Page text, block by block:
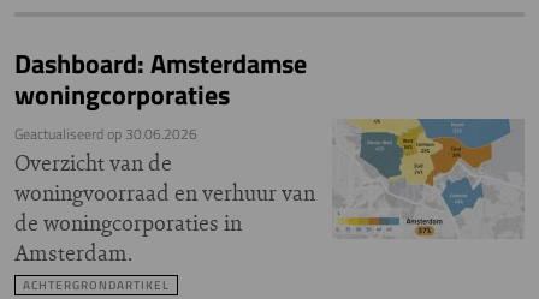
Dashboard: Amsterdamse
woningcorporaties
Geactualiseerd op 30.06.2026
Overzicht van de
woningvoorraad en verhuur van
de woningcorporaties in
Amsterdam.
ACHTERGRONDARTIKEL